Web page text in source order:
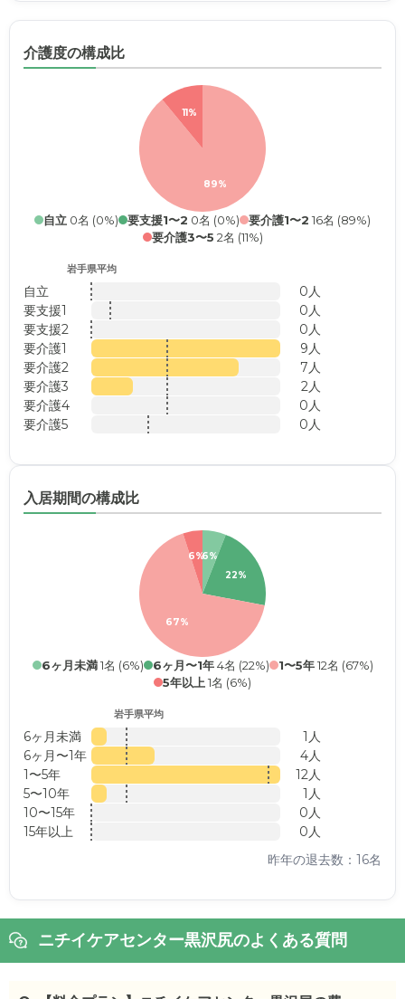
介護度の構成比
89%
11%
自立 0名 (0%) 要支援1〜2 0名 (0%) 要介護1〜2 16名 (89%)
要介護3〜5 2名 (11%)
岩手県平均
自立
0人
要支援1
0人
要支援2
0人
要介護1
9人
要介護2
7人
要介護3
2人
要介護4
0人
要介護5
0人
入居期間の構成比
6%
22%
67%
6%
6ヶ月未満1名 (6%) 6ヶ月〜1年4名 (22%) 1〜5年12名 (67%)
5年以上 1名 (6%)
岩手県平均
6ヶ月未満
1人
6ヶ月〜1年
4人
1〜5年
12人
5〜10年
1人
10〜15年
0人
15年以上
0人
昨年の退去数：16名
ニチイケアセンター黒沢尻のよくある質問